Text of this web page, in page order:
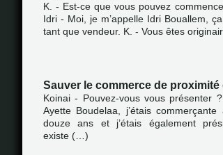
K. - Est-ce que vous pouvez
Idri - Moi, je m’appelle Idri Bouallem,
tant que vendeur. K. - Vous êtes
Sauver le commerce de
Koinai - Pouvez-vous vous présenter
Ayette Boudelaa, j’étais
douze ans et j’étais également
existe (…)